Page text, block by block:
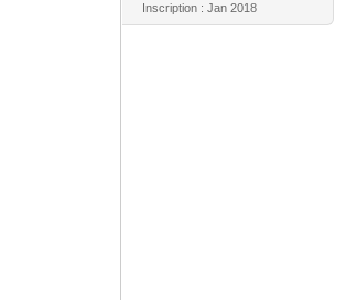
Inscription : Jan 2018